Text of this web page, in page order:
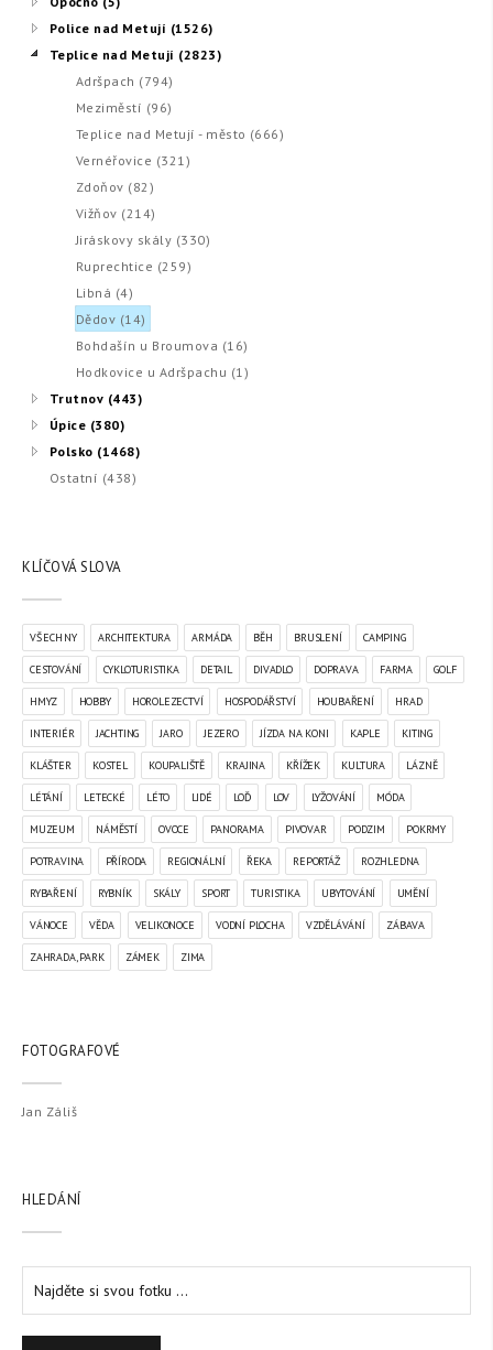
Police nad Metují (1526)
Teplice nad Metují (2823)
Adršpach (794)
Meziměstí (96)
Teplice nad Metují - město (666)
Vernéřovice (321)
Zdoňov (82)
Vižňov (214)
Jiráskovy skály (330)
Ruprechtice (259)
Libná (4)
Dědov (14)
Bohdašín u Broumova (16)
Hodkovice u Adršpachu (1)
Trutnov (443)
Úpice (380)
Polsko (1468)
Ostatní (438)
KLÍČOVÁ SLOVA
VŠECHNY ARCHITEKTURA ARMÁDA BĚH BRUSLENÍ CAMPING
CESTOVÁNÍ CYKLOTURISTIKA DETAIL DIVADLO DOPRAVA FARMA GOLF
HMYZ HOBBY HOROLEZECTVÍ HOSPODÁŘSTVÍ HOUBAŘENÍ HRAD
INTERIÉR JACHTING JARO JEZERO JÍZDA NA KONI KAPLE KITING
KLÁŠTER KOSTEL KOUPALIŠTĚ KRAJINA KŘÍŽEK KULTURA LÁZNĚ
LÉTÁNÍ LETECKÉ LÉTO LIDÉ LOĎ LOV LYŽOVÁNÍ MÓDA
MUZEUM NÁMĚSTÍ OVOCE PANORAMA PIVOVAR PODZIM POKRMY
POTRAVINA PŘÍRODA REGIONÁLNÍ ŘEKA REPORTÁŽ ROZHLEDNA
RYBAŘENÍ RYBNÍK SKÁLY SPORT TURISTIKA UBYTOVÁNÍ UMĚNÍ
VÁNOCE VĚDA VELIKONOCE VODNÍ PLOCHA VZDĚLÁVÁNÍ ZÁBAVA
ZAHRADA, PARK ZÁMEK ZIMA
FOTOGRAFOVÉ
Jan Záliš
HLEDÁNÍ